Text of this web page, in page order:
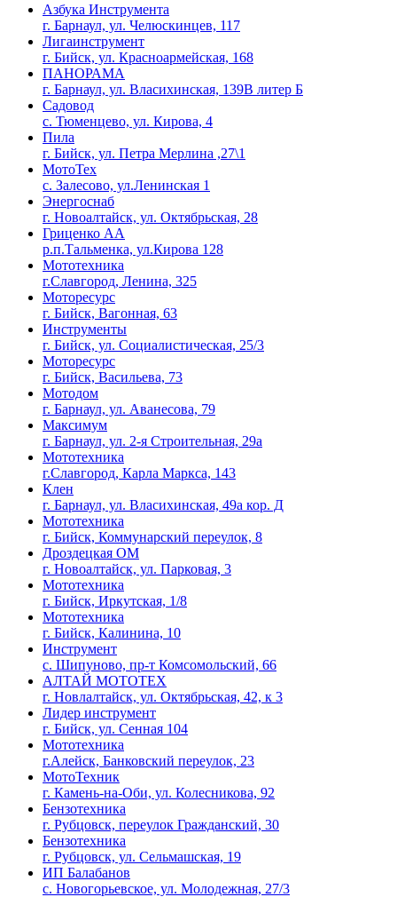
Азбука Инструмента
г. Барнаул, ул. Челюскинцев, 117
Лигаинструмент
г. Бийск, ул. Красноармейская, 168
ПАНОРАМА
г. Барнаул, ул. Власихинская, 139В литер Б
Садовод
с. Тюменцево, ул. Кирова, 4
Пила
г. Бийск, ул. Петра Мерлина ,27\1
МотоТех
с. Залесово, ул.Ленинская 1
Энергоснаб
г. Новоалтайск, ул. Октябрьская, 28
Гриценко АА
р.п.Тальменка, ул.Кирова 128
Мототехника
г.Славгород, Ленина, 325
Моторесурс
г. Бийск, Вагонная, 63
Инструменты
г. Бийск, ул. Социалистическая, 25/3
Моторесурс
г. Бийск, Васильева, 73
Мотодом
г. Барнаул, ул. Аванесова, 79
Максимум
г. Барнаул, ул. 2-я Строительная, 29а
Мототехника
г.Славгород, Карла Маркса, 143
Клен
г. Барнаул, ул. Власихинская, 49а кор. Д
Мототехника
г. Бийск, Коммунарский переулок, 8
Дроздецкая ОМ
г. Новоалтайск, ул. Парковая, 3
Мототехника
г. Бийск, Иркутская, 1/8
Мототехника
г. Бийск, Калинина, 10
Инструмент
с. Шипуново, пр-т Комсомольский, 66
АЛТАЙ МОТОТЕХ
г. Новлалтайск, ул. Октябрьская, 42, к 3
Лидер инструмент
г. Бийск, ул. Сенная 104
Мототехника
г.Алейск, Банковский переулок, 23
МотоТехник
г. Камень-на-Оби, ул. Колесникова, 92
Бензотехника
г. Рубцовск, переулок Гражданский, 30
Бензотехника
г. Рубцовск, ул. Сельмашская, 19
ИП Балабанов
с. Новогорьевское, ул. Молодежная, 27/3